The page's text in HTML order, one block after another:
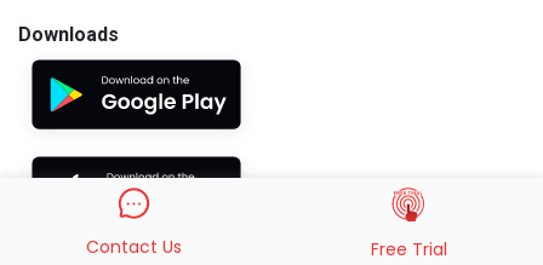
Downloads
Contact Us Free Trial